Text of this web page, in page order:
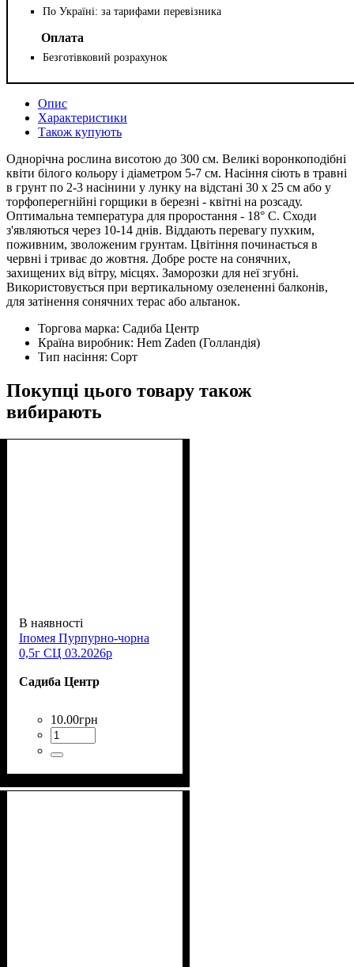
По Україні: за тарифами перевізника
Оплата
Безготівковий розрахунок
Опис
Характеристики
Також купують
Однорічна рослина висотою до 300 см. Великі воронкоподібні
квіти білого кольору і діаметром 5-7 см. Насіння сіють в травні
в грунт по 2-3 насінини у лунку на відстані 30 х 25 см або у
торфоперегнійні горщики в березні - квітні на розсаду.
Оптимальна температура для проростання - 18° С. Сходи
з'являються через 10-14 днів. Віддають перевагу пухким,
поживним, зволоженим грунтам. Цвітіння починається в
червні і триває до жовтня. Добре росте на сонячних,
захищених від вітру, місцях. Заморозки для неї згубні.
Використовується при вертикальному озелененні балконів,
для затінення сонячних терас або альтанок.
Торгова марка: Садиба Центр
Країна виробник: Hem Zaden (Голландія)
Тип насіння: Сорт
Покупці цього товару також
вибирають
В наявності
Іпомея Пурпурно-чорна
0,5г СЦ 03.2026р
Садиба Центр
10.00грн